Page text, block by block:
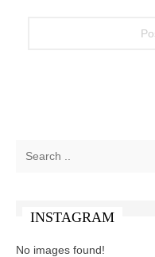
INSTAGRAM
No images found!